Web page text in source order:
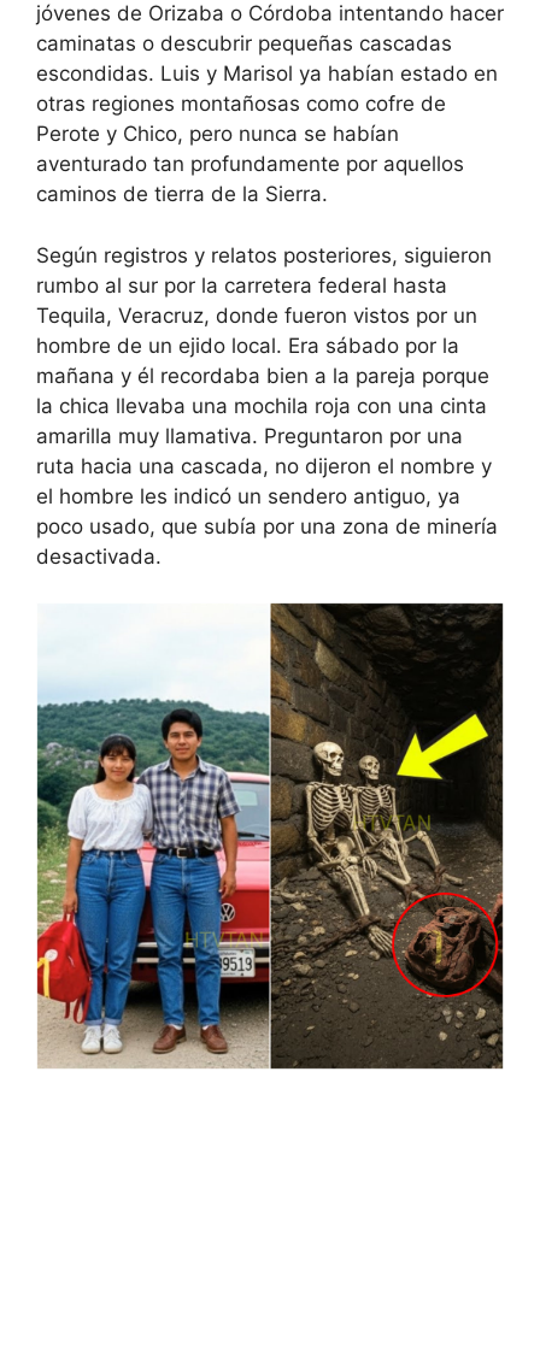
jóvenes de Orizaba o Córdoba intentando hacer
caminatas o descubrir pequeñas cascadas
escondidas. Luis y Marisol ya habían estado en
otras regiones montañosas como cofre de
Perote y Chico, pero nunca se habían
aventurado tan profundamente por aquellos
caminos de tierra de la Sierra.
Según registros y relatos posteriores, siguieron
rumbo al sur por la carretera federal hasta
Tequila, Veracruz, donde fueron vistos por un
hombre de un ejido local. Era sábado por la
mañana y él recordaba bien a la pareja porque
la chica llevaba una mochila roja con una cinta
amarilla muy llamativa. Preguntaron por una
ruta hacia una cascada, no dijeron el nombre y
el hombre les indicó un sendero antiguo, ya
poco usado, que subía por una zona de minería
desactivada.